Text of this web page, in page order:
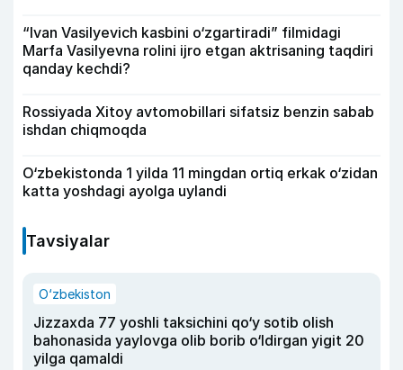
“Ivan Vasilyevich kasbini o‘zgartiradi” filmidagi
Marfa Vasilyevna rolini ijro etgan aktrisaning taqdiri
qanday kechdi?
Rossiyada Xitoy avtomobillari sifatsiz benzin sabab
ishdan chiqmoqda
O‘zbekistonda 1 yilda 11 mingdan ortiq erkak o‘zidan
katta yoshdagi ayolga uylandi
Tavsiyalar
O‘zbekiston
Jizzaxda 77 yoshli taksichini qo‘y sotib olish
bahonasida yaylovga olib borib o‘ldirgan yigit 20
yilga qamaldi